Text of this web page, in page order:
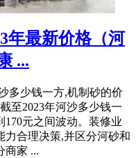
年最新价格（河
...
多少钱一方,机制砂的价
至2023年河沙多少钱一
170元之间波动。装修业
力合理决策,并区分河砂和
商家 ...